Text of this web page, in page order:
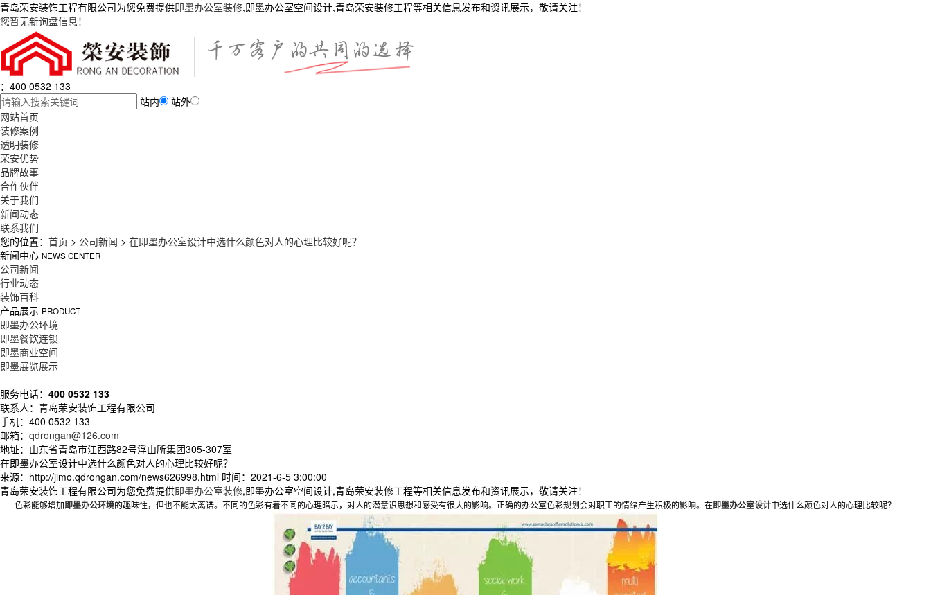
青岛荣安装饰工程有限公司为您免费提供即墨办公室装修,即墨办公室空间设计,青岛荣安装修工程等相关信息发布和资讯展示，敬请关注！
您暂无新询盘信息！
：400 0532 133
站内
站外
网站首页
装修案例
透明装修
荣安优势
品牌故事
合作伙伴
关于我们
新闻动态
联系我们
您的位置： 首页 > 公司新闻 > 在即墨办公室设计中选什么颜色对人的心理比较好呢？
新闻中心 NEWS CENTER
公司新闻
行业动态
装饰百科
产品展示 PRODUCT
即墨办公环境
即墨餐饮连锁
即墨商业空间
即墨展览展示
服务电话： 400 0532 133
联系人：青岛荣安装饰工程有限公司
手机：400 0532 133
邮箱： qdrongan@126.com
地址：山东省青岛市江西路82号浮山所集团305-307室
在即墨办公室设计中选什么颜色对人的心理比较好呢？
来源：http://jimo.qdrongan.com/news626998.html 时间：2021-6-5 3:00:00
青岛荣安装饰工程有限公司为您免费提供即墨办公室装修,即墨办公室空间设计,青岛荣安装修工程等相关信息发布和资讯展示，敬请关注！
色彩能够增加即墨办公环境的趣味性，但也不能太离谱。 不同的色彩有着不同的心理暗示，对人的潜意识思想和感受有很大的影响。正确的办公室色彩规划会对职工的情绪产生积极的影响。在即墨办公室设计中选什么颜色对人的心理比较呢？